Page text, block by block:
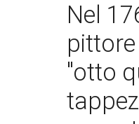
Nel
"otto